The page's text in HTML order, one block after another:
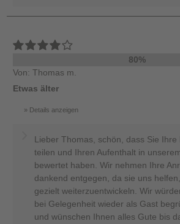
80%
Von: Thomas m.
Etwas älter
Details anzeigen
Lieber Thomas, schön, dass Sie Ihre
teilen und Ihren Aufenthalt in
bewertet haben. Wir nehmen Ihre
dankend entgegen, da sie uns
gezielt weiterzuentwickeln. Wir
bei Gelegenheit wieder als Gast
und wünschen Ihnen alles Gute bis